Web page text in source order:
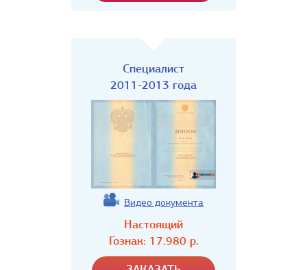
Специалист
2011-2013 года
Видео документа
Настоящий
Гознак: 17.980р.